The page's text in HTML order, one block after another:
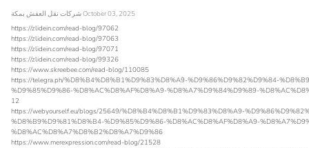
شركات نقل العفش بمكةOctober 03, 2025
https://zlidein.com/read-blog/97062
https://zlidein.com/read-blog/97063
https://zlidein.com/read-blog/97071
https://zlidein.com/read-blog/99326
https://www.skreebee.com/read-blog/110085
https://telegra.ph/%D8%B4%D8%B1%D9%83%D8%A9-%D9%86%D9%82%D9%84-
%D9%85%D9%86-%D8%AC%D8%AF%D8%A9-%D8%A7%D9%84%D9%89-
12
https://webyourself.eu/blogs/25649/%D8%B4%D8%B1%D9%83%D8%A9-
%D8%B9%D9%81%D8%B4-%D9%85%D9%86-%D8%AC%D8%AF%D8%A9-
%D8%AC%D8%A7%D8%B2%D8%A7%D9%86
https://www.merexpression.com/read-blog/21528